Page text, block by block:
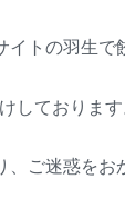
トの羽生で
しております
、ご迷惑をお